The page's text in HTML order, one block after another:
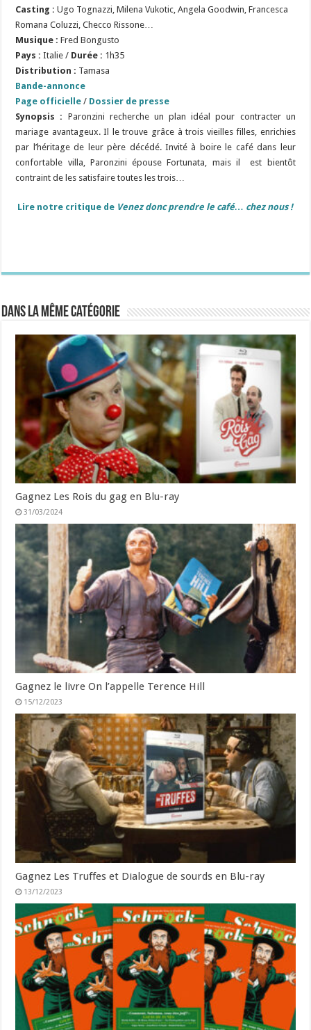
Casting :Ugo Tognazzi, Milena Vukotic, Angela Goodwin, Francesca
Romana Coluzzi, Checco Rissone…
Musique : Fred Bongusto
Pays : Italie / Durée : 1h35
Distribution : Tamasa
Bande-annonce
Page officielle / Dossier de presse
Synopsis : Paronzini recherche un plan idéal pour contracter un
mariage avantageux. Il le trouve grâce à trois vieilles filles, enrichies
par l’héritage de leur père décédé. Invité à boire le café dans leur
confortable villa, Paronzini épouse Fortunata, mais il est bientôt
contraint de les satisfaire toutes les trois…
Lire notre critique de Venez donc prendre le café… chez nous !
Dans la même catégorie
Gagnez Les Rois du gag en Blu-ray
31/03/2024
Gagnez le livre On l’appelle Terence Hill
15/12/2023
Gagnez Les Truffes et Dialogue de sourds en Blu-ray
13/12/2023